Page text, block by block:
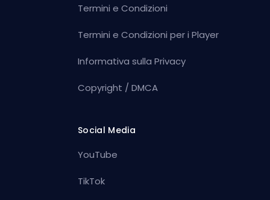
Termini e Condizioni
Termini e Condizioni per i Player
Informativa sulla Privacy
Copyright / DMCA
Social Media
YouTube
TikTok